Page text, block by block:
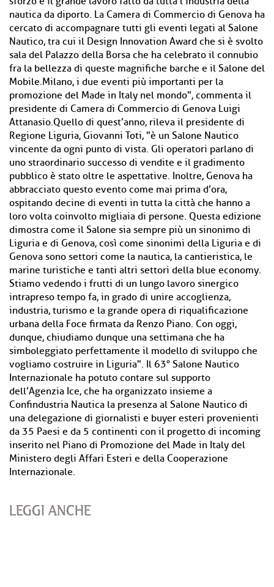
nautica da diporto. La Camera di Commercio di Genova ha
cercato di accompagnare tutti gli eventi legati al Salone
Nautico, tra cui il Design Innovation Award che si è svolto
sala del Palazzo della Borsa che ha celebrato il connubio
fra la bellezza di queste magnifiche barche e il Salone del
Mobile.Milano, i due eventi più importanti per la
promozione del Made in Italy nel mondo", commenta il
presidente di Camera di Commercio di Genova Luigi
Attanasio.Quello di quest’anno, rileva il presidente di
Regione Liguria, Giovanni Toti, "è un Salone Nautico
vincente da ogni punto di vista. Gli operatori parlano di
uno straordinario successo di vendite e il gradimento
pubblico è stato oltre le aspettative. Inoltre, Genova ha
abbracciato questo evento come mai prima d’ora,
ospitando decine di eventi in tutta la città che hanno a
loro volta coinvolto migliaia di persone. Questa edizione
dimostra come il Salone sia sempre più un sinonimo di
Liguria e di Genova, così come sinonimi della Liguria e di
Genova sono settori come la nautica, la cantieristica, le
marine turistiche e tanti altri settori della blue economy.
Stiamo vedendo i frutti di un lungo lavoro sinergico
intrapreso tempo fa, in grado di unire accoglienza,
industria, turismo e la grande opera di riqualificazione
urbana della Foce firmata da Renzo Piano. Con oggi,
dunque, chiudiamo dunque una settimana che ha
simboleggiato perfettamente il modello di sviluppo che
vogliamo costruire in Liguria". Il 63° Salone Nautico
Internazionale ha potuto contare sul supporto
dell’Agenzia Ice, che ha organizzato insieme a
Confindustria Nautica la presenza al Salone Nautico di
una delegazione di giornalisti e buyer esteri provenienti
da 35 Paesi e da 5 continenti con il progetto di incoming
inserito nel Piano di Promozione del Made in Italy del
Ministero degli Affari Esteri e della Cooperazione
Internazionale.
LEGGI ANCHE